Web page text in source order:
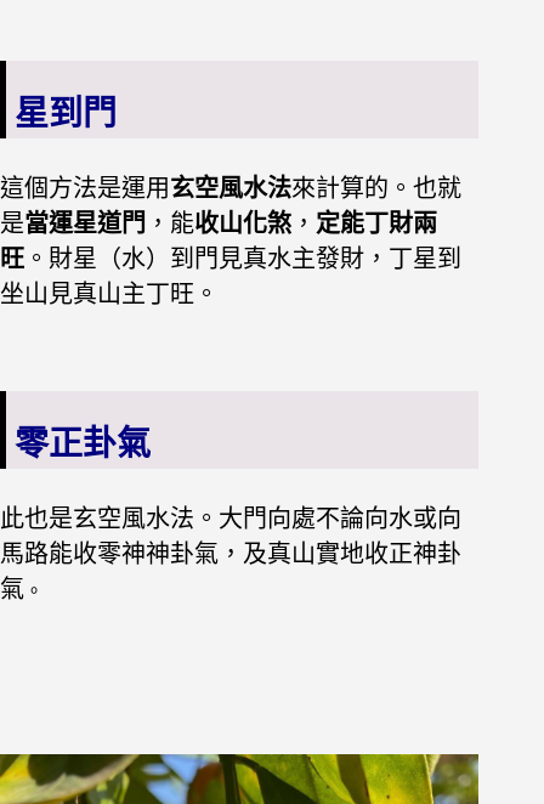
星到門
這個方法是運用玄空風水法來計算的。也就
是當運星道門 ，能收山化煞 ， 定能丁財兩
旺 。財星（水）到門見真水主發財，丁星到
坐山見真山主丁旺。
零正卦氣
此也是玄空風水法。大門向處不論向水或向
馬路能收零神神卦氣，及真山實地收正神卦
氣 。